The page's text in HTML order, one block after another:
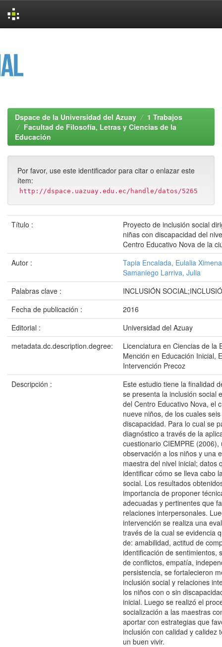
Dspace de la Universidad del Azuay
1 Trabajos
Facultad de Filosofía, Letras y Ciencias de la
Educación
Por favor, use este identificador para citar o enlazar este
ítem:
http://dspace.uazuay.edu.ec/handle/datos/5265
Título :
Proyecto de inclusión social
niñas con discapacidad del
Centro Educativo Nova de la
Autor :
Tapia Encalada, Eulalia Ximena
Samaniego Larriva, Julia
Palabras clave :
INCLUSIÓN
Fecha de publicación :
2016
Editorial :
Universidad del Azuay
metadata.dc.description.degree:
Licenciatura en Ciencias de la
Mención en Educación Inicial,
Intervención Precoz
Descripción :
Este estudio tiene la finalidad
se presenta la inclusión social
del Centro Educativo Nova, el
nueve niños, de los cuales
discapacidad. Para lo cual se
diagnóstico a través de la
cuestionario CIEMPRE (2006),
observación a los niños y una
maestra del nivel inicial; datos
identificar cómo se lleva cabo
social. Los resultados
importancia de proponer
adecuadas y pertinentes que
relaciones interpersonales.
intervención se realiza una
través de la cual se evidencia
de: amabilidad, actitud de
identificación de sentimientos,
de conflictos, empatía,
persistencia, se fortalecieron
inclusión social y relaciones
los niños con o sin
inicial. Luego se realizó el
socialización a las maestras
aportar con estrategias que
inclusión con calidad y calidez
un buen vivir.